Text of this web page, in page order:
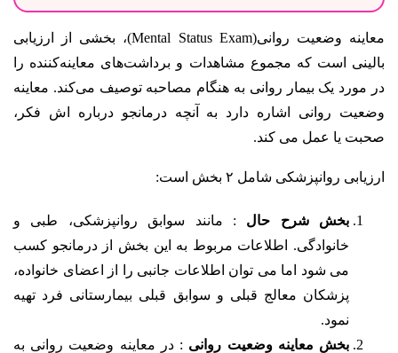
معاینه وضعیت روانی(Mental Status Exam)، بخشی از ارزیابی
بالینی است که مجموع مشاهدات و برداشت‌های معاینه‌کننده را
در مورد یک بیمار روانی به هنگام مصاحبه توصیف می‌کند. معاینه
وضعیت روانی اشاره دارد به آنچه درمانجو درباره اش فکر،
صحبت یا عمل می کند.
ارزیابی روانپزشکی شامل ۲ بخش است:
بخش شرح حال : مانند سوابق روانپزشکی، طبی و
خانوادگی. اطلاعات مربوط به این بخش از درمانجو کسب
می شود اما می توان اطلاعات جانبی را از اعضای خانواده،
پزشکان معالج قبلی و سوابق قبلی بیمارستانی فرد تهیه
نمود.
بخش معاینه وضعیت روانی : در معاینه وضعیت روانی به